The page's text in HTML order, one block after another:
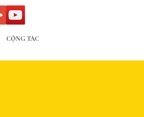
CỘNG TÁC